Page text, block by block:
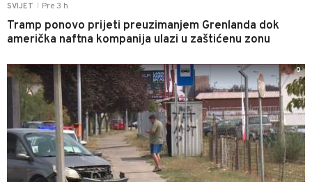
SVIJET Pre 3 h
Tramp ponovo prijeti preuzimanjem Grenlanda dok
američka naftna kompanija ulazi u zaštićenu zonu
0